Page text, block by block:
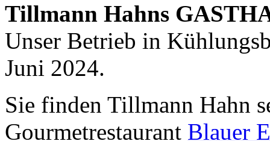
Tillmann Hahns
Unser Betrieb in
Juni 2024.
Sie finden Tillmann Hahn
Gourmetrestaurant Blauer